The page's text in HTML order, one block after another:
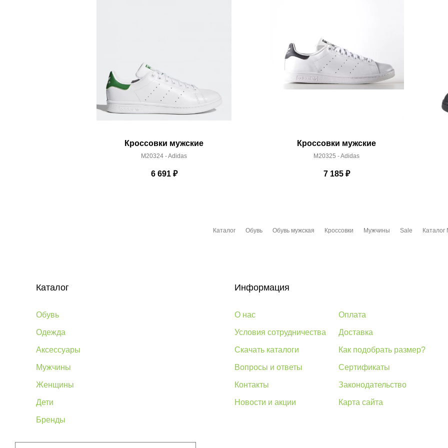
Кроссовки мужские
M20324 - Adidas
6 691₽
Кроссовки мужские
M20325 - Adidas
7 185₽
Каталог Обувь Обувь мужская Кроссовки Мужчины Sale Каталог
Каталог
Обувь
Одежда
Аксессуары
Мужчины
Женщины
Дети
Бренды
Информация
О нас
Условия сотрудничества
Скачать каталоги
Вопросы и ответы
Контакты
Новости и акции
Оплата
Доставка
Как подобрать размер?
Сертификаты
Законодательство
Карта сайта